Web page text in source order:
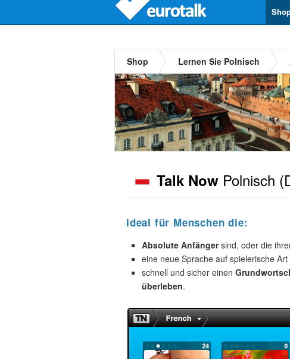
Shop Lernen Sie Polnisch
Talk Now Polnisch
Ideal für Menschen die:
Absolute Anfängersind, oder die
eine neue Sprache auf spielerische
schnell und sicher einen
überleben.